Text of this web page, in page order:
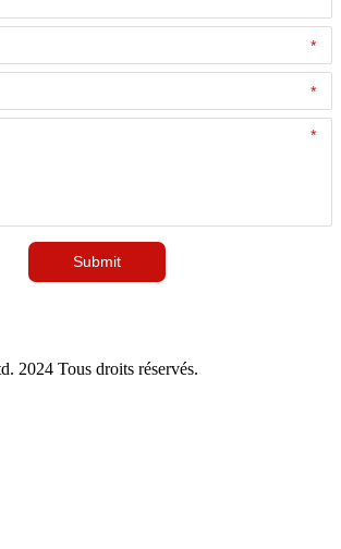
2024 Tous droits réservés.